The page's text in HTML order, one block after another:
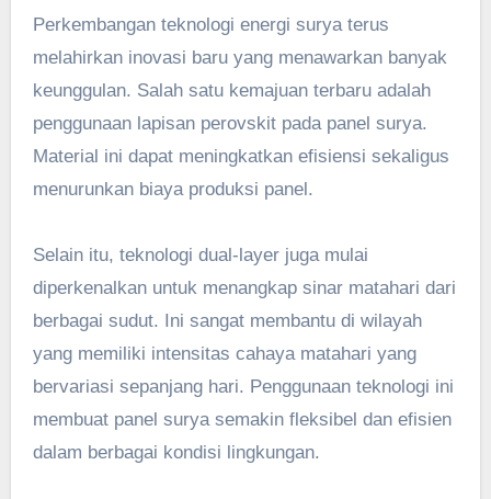
Perkembangan teknologi energi surya terus
melahirkan inovasi baru yang menawarkan banyak
keunggulan. Salah satu kemajuan terbaru adalah
penggunaan lapisan perovskit pada panel surya.
Material ini dapat meningkatkan efisiensi sekaligus
menurunkan biaya produksi panel.
Selain itu, teknologi dual-layer juga mulai
diperkenalkan untuk menangkap sinar matahari dari
berbagai sudut. Ini sangat membantu di wilayah
yang memiliki intensitas cahaya matahari yang
bervariasi sepanjang hari. Penggunaan teknologi ini
membuat panel surya semakin fleksibel dan efisien
dalam berbagai kondisi lingkungan.